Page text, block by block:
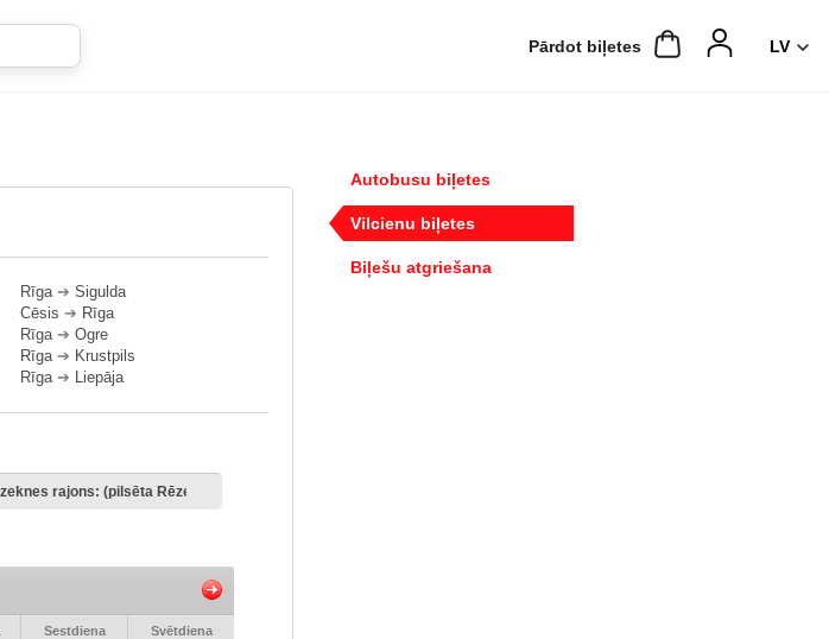
Pārdot biļetes
Rīga➔ Sigulda
Cēsis ➔ Rīga
Rīga➔ Ogre
Rīga➔ Krustpils
Rīga➔ Liepāja
Sestdiena Svētdiena
Autobusu biļetes
Vilcienu biļetes
Biļešu atgriešana